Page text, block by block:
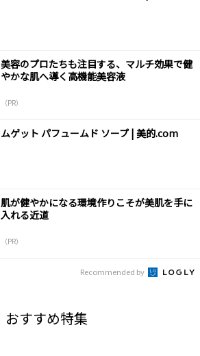
美容のプロたちも注目する、マルチ効果で健
やかな肌へ導く高機能美容液
（PR）
ムゲット パフュームド ソープ | 美的.com
肌が健やかになる環境作りこそが美肌を手に
入れる近道
（PR）
Recommended by
おすすめ特集